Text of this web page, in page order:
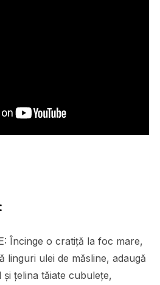
Încinge o cratiță la foc mare,
linguri ulei de măsline, adaugă
țelina tăiate cubulețe,